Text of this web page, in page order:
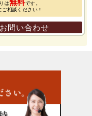
は無料です。
ご相談ください！
問い合わせ